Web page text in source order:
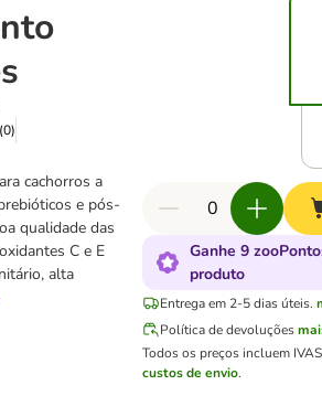
(0)
cachorros a
e pós-
qualidade das
C e E
alta
Ganhe 9
produto
Entrega em 2-5 dias úteis.
Política de devoluções
Todos os preços incluem IVA
custos de envio.